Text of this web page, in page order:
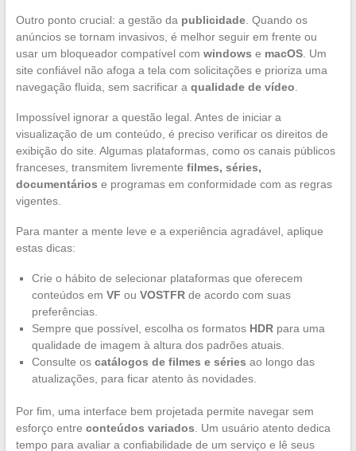
Outro ponto crucial: a gestão da publicidade. Quando os
anúncios se tornam invasivos, é melhor seguir em frente ou
usar um bloqueador compatível com windows e macOS. Um
site confiável não afoga a tela com solicitações e prioriza uma
navegação fluida, sem sacrificar a qualidade de vídeo
Impossível ignorar a questão legal. Antes de iniciar a
visualização de um conteúdo, é preciso verificar os direitos de
exibição do site. Algumas plataformas, como os canais públicos
franceses, transmitem livremente filmes, séries,
documentários e programas em conformidade com as regras
vigentes.
Para manter a mente leve e a experiência agradável, aplique
estas dicas:
Crie o hábito de selecionar plataformas que oferecem
conteúdos em VF ou VOSTFRde acordo com suas
preferências.
Sempre que possível, escolha os formatos HDRpara uma
qualidade de imagem à altura dos padrões atuais.
Consulte os catálogos de filmes e séries ao longo das
atualizações, para ficar atento às novidades.
Por fim, uma interface bem projetada permite navegar sem
esforço entre conteúdos variados . Um usuário atento dedica
tempo para avaliar a confiabilidade de um serviço e lê seus